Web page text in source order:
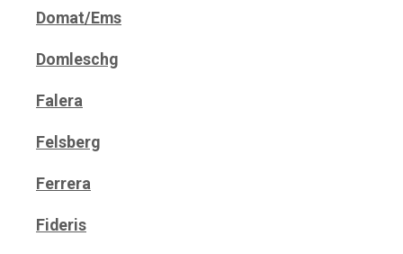
Domat/Ems
Domleschg
Falera
Felsberg
Ferrera
Fideris